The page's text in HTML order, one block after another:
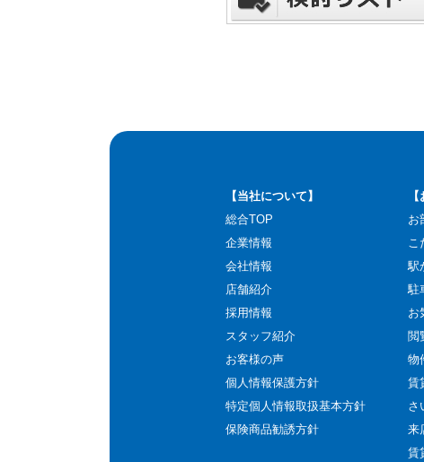
【当社について】
総合TOP
企業情報
会社情報
店舗紹介
採用情報
スタッフ紹介
お客様の声
個人情報保護方針
特定個人情報取扱基本方針
保険商品勧誘方針
お
こ
駅
駐
お
閲
物
賃
さ
来
賃